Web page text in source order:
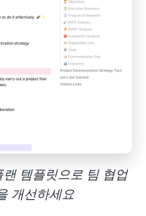
템플릿으로 팀 협업
개선하세요